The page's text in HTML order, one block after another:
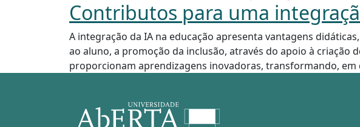
Contributos para uma
A integração da IA na educação apresenta vantagens
ao aluno, a promoção da inclusão, através do apoio à criação
proporcionam aprendizagens inovadoras, transformando,